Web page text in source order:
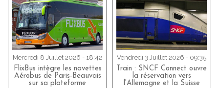
Mercredi 8 Juillet 2026 - 18:42
FlixBus intègre les navettes
Aérobus de Paris-Beauvais
sur sa plateforme
Vendredi 3 Juillet 2026 - 09:35
Train : SNCF Connect ouvre
la réservation vers
l'Allemagne et la Suisse